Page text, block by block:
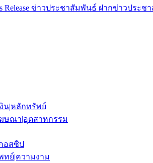
Release ข่าวประชาสัมพันธ์ ฝากข่าวประ
น|หลักทรัพย์
ษณา|อุตสาหกรรม
อสซิป
ทย์|ความงาม